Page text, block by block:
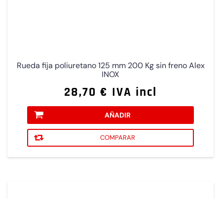
Rueda fija poliuretano 125 mm 200 Kg sin freno Alex
INOX
28,70 € IVA incl
AÑADIR
COMPARAR